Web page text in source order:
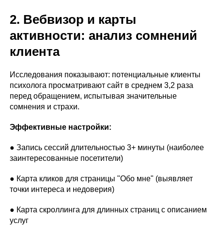
2. Вебвизор и карты
активности: анализ сомнений
клиента
Исследования показывают: потенциальные клиенты
психолога просматривают сайт в среднем 3,2 раза
перед обращением, испытывая значительные
сомнения и страхи.
Эффективные настройки:
● Запись сессий длительностью 3+ минуты (наиболее
заинтересованные посетители)
● Карта кликов для страницы "Обо мне" (выявляет
точки интереса и недоверия)
● Карта скроллинга для длинных страниц с описанием
услуг